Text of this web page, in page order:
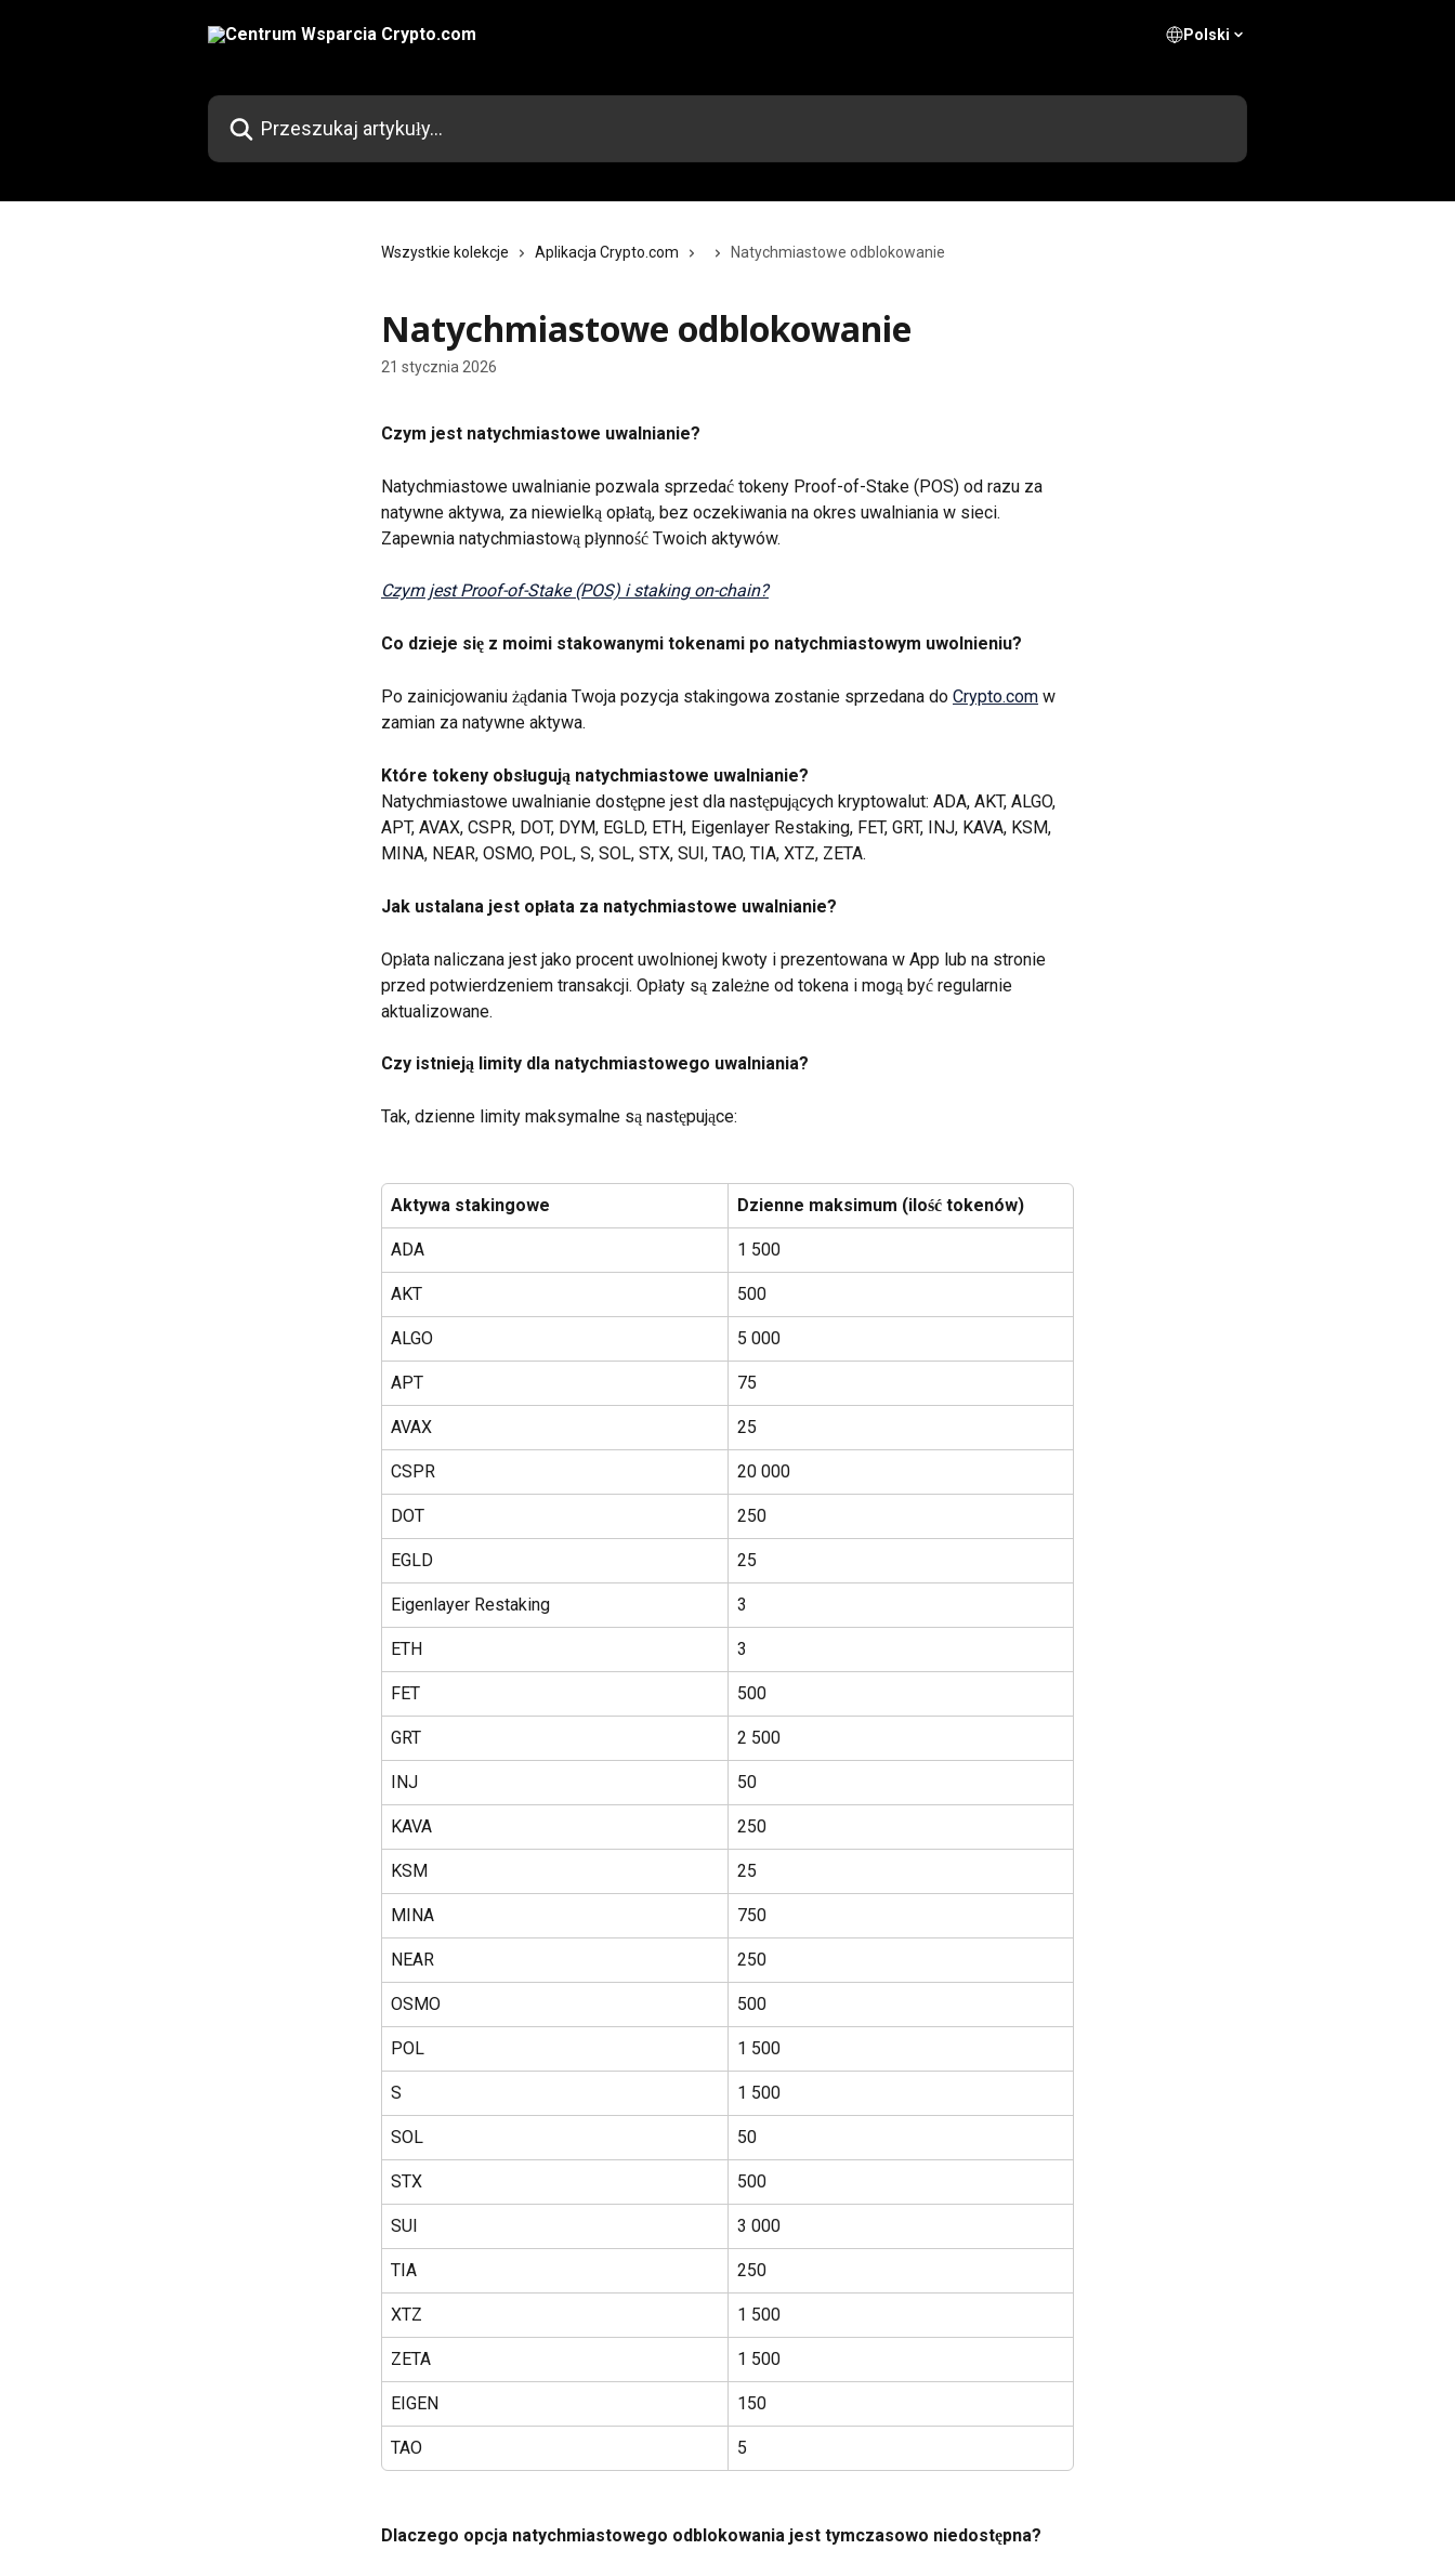
Polski
Przeszukaj artykuły...
Wszystkie kolekcje Aplikacja Crypto.com Natychmiastowe odblokowanie
Natychmiastowe odblokowanie
21 stycznia 2026
Czym jest natychmiastowe uwalnianie?
Natychmiastowe uwalnianie pozwala sprzedać tokeny Proof-of-Stake (POS) od razu za
natywne aktywa, za niewielką opłatą, bez oczekiwania na okres uwalniania w sieci.
Zapewnia natychmiastową płynność Twoich aktywów.
Czym jest Proof-of-Stake (POS) i staking on-chain?
Co dzieje się z moimi stakowanymi tokenami po natychmiastowym uwolnieniu?
Po zainicjowaniu żądania Twoja pozycja stakingowa zostanie sprzedana do Crypto.com w
zamian za natywne aktywa.
Które tokeny obsługują natychmiastowe uwalnianie?
Natychmiastowe uwalnianie dostępne jest dla następujących kryptowalut: ADA, AKT, ALGO,
APT, AVAX, CSPR, DOT, DYM, EGLD, ETH, Eigenlayer Restaking, FET, GRT, INJ, KAVA, KSM,
MINA, NEAR, OSMO, POL, S, SOL, STX, SUI, TAO, TIA, XTZ, ZETA.
Jak ustalana jest opłata za natychmiastowe uwalnianie?
Opłata naliczana jest jako procent uwolnionej kwoty i prezentowana w App lub na stronie
przed potwierdzeniem transakcji. Opłaty są zależne od tokena i mogą być regularnie
aktualizowane.
Czy istnieją limity dla natychmiastowego uwalniania?
Tak, dzienne limity maksymalne są następujące:
Aktywa stakingowe Dzienne maksimum (ilość tokenów)
ADA 1 500
AKT 500
ALGO 5 000
APT 75
AVAX 25
CSPR 20 000
DOT 250
EGLD 25
Eigenlayer Restaking 3
ETH 3
FET 500
GRT 2 500
INJ 50
KAVA 250
KSM 25
MINA 750
NEAR 250
OSMO 500
POL 1 500
S 1 500
SOL 50
STX 500
SUI 3 000
TIA 250
XTZ 1 500
ZETA 1 500
EIGEN 150
TAO 5
Dlaczego opcja natychmiastowego odblokowania jest tymczasowo niedostępna?